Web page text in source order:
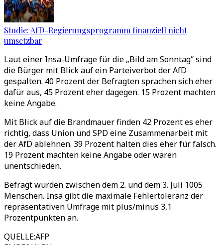
Studie: AfD-Regierungsprogramm finanziell nicht
umsetzbar
Laut einer Insa-Umfrage für die „Bild am Sonntag“ sind
die Bürger mit Blick auf ein Parteiverbot der AfD
gespalten. 40 Prozent der Befragten sprachen sich eher
dafür aus, 45 Prozent eher dagegen. 15 Prozent machten
keine Angabe.
Mit Blick auf die Brandmauer finden 42 Prozent es eher
richtig, dass Union und SPD eine Zusammenarbeit mit
der AfD ablehnen. 39 Prozent halten dies eher für falsch.
19 Prozent machten keine Angabe oder waren
unentschieden.
Befragt wurden zwischen dem 2. und dem 3. Juli 1005
Menschen. Insa gibt die maximale Fehlertoleranz der
repräsentativen Umfrage mit plus/minus 3,1
Prozentpunkten an.
QUELLE:AFP